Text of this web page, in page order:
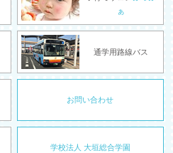
ぁ
通学用路線バス
お問い合わせ
学校法人 大垣総合学園